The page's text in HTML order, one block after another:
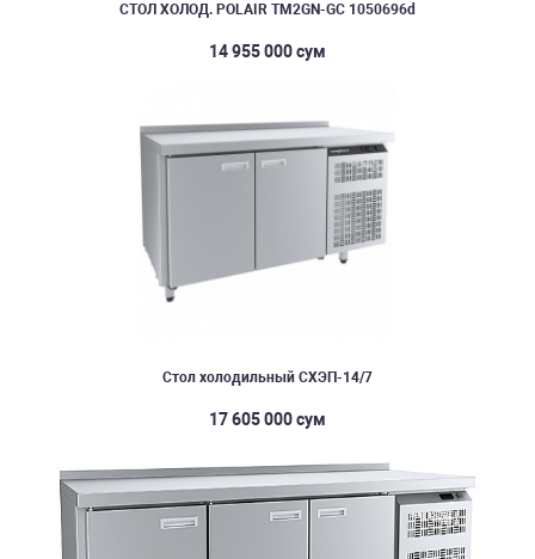
СТОЛ ХОЛОД. POLAIR TM2GN-GC 1050696d
14 955 000 сум
Стол холодильный СХЭП-14/7
17 605 000 сум